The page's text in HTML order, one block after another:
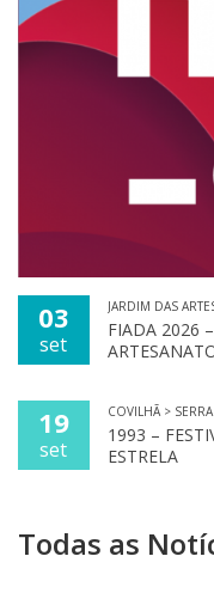
03
set
JARDIM DAS
FIADA 2026
19
set
COVILHÃ >
1993 –
ESTRELA
Todas as